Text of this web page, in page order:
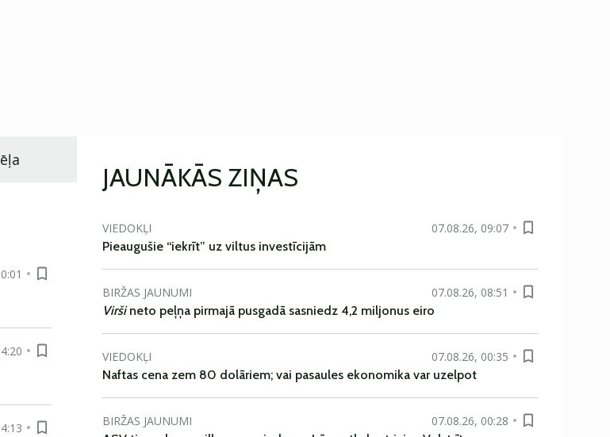
JAUNĀKĀS ZIŅAS
VIEDOKĻI
07.08.26, 09:07
Pieaugušie “iekrīt” uz viltus investīcijām
BIRŽAS JAUNUMI
07.08.26, 08:51
Viršineto peļņa pirmajā pusgadā sasniedz 4,2 miljonus eiro
VIEDOKĻI
07.08.26, 00:35
Naftas cena zem 80 dolāriem; vai pasaules ekonomika var uzelpot
BIRŽAS JAUNUMI
07.08.26, 00:28